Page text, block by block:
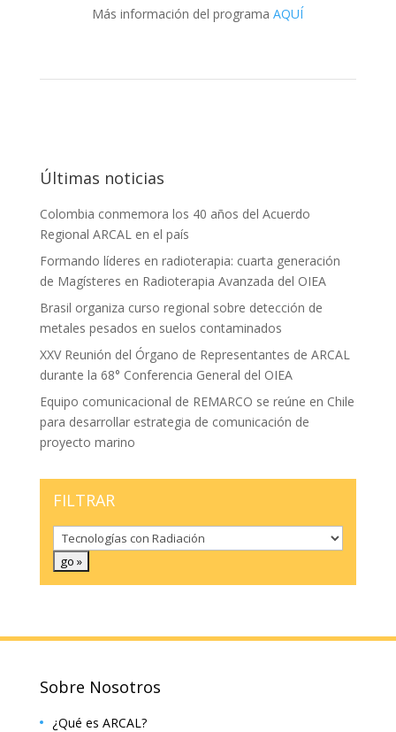
Más información del programaAQUÍ
Últimas noticias
Colombia conmemora los 40 años del Acuerdo
Regional ARCAL en el país
Formando líderes en radioterapia: cuarta generación
de Magísteres en Radioterapia Avanzada del OIEA
Brasil organiza curso regional sobre detección de
metales pesados en suelos contaminados
XXV Reunión del Órgano de Representantes de ARCAL
durante la 68° Conferencia General del OIEA
Equipo comunicacional de REMARCO se reúne en Chile
para desarrollar estrategia de comunicación de
proyecto marino
FILTRAR
Sobre Nosotros
¿Qué es ARCAL?